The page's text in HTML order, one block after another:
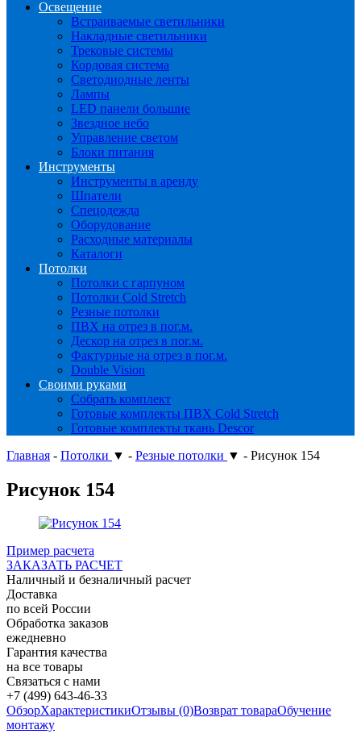
Освещение
Встраиваемые светильники
Накладные светильники
Трековые системы
Кордовая система
Светодиодные ленты
Лампы
LED панели большие
Звездное небо
Управление светом
Блоки питания
Инструменты
Инструменты в аренду
Шпатели
Спецодежда
Оборудование
Расходные материалы
Каталоги
Потолки
Потолки с гарпуном
Потолки Cold Stretch
Резные потолки
ПВХ на отрез в пог.м.
Дескор на отрез в пог.м.
Фактурные на отрез в пог.м.
Double Vision
Своими руками
Собрать комплект
Готовые комплекты ПВХ Cold Stretch
Готовые комплекты ткань Descor
Главная - Потолки ▼ - Резные потолки ▼ - Рисунок 154
Рисунок 154
Пример расчета
ЗАКАЗАТЬ РАСЧЕТ
Наличный и безналичный расчет
Доставка
по всей России
Обработка заказов
ежедневно
Гарантия качества
на все товары
Связаться с нами
+7 (499) 643-46-33
ОбзорХарактеристикиОтзывы (0)Возврат товараОбучение
монтажу